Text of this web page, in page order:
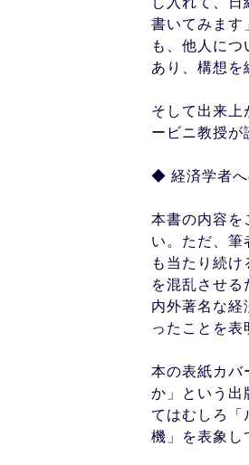
書いてみます
も、他人に
あり、構想を
そして出来
ービニ教授が
◆ 経済学者
本書の内容を
い。ただ、筆
も当たり続
を混乱させ
内外著名な経
ったことを
本の表紙カバ
か」という出
てはむしろ「
機」を表象し